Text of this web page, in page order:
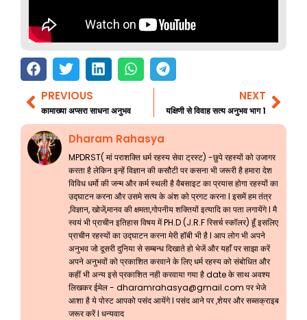
Prev
PREVIOUS
कामाख्या अप्सरा साधना अनुभव
NEXT
यक्षिणी से विवाह सत्य अनुभव भाग 1
Dharam Rahasya
MPDRST( मां पराशक्ति धर्म रहस्य सेवा ट्रस्ट) -छुपे रहस्यों को उजागर
करता है लेकिन इन्हें विज्ञान की कसौटी पर कसना भी जरूरी है हमारा देश
विविध धर्मो की जन्म और कर्म स्थली है वैबसाइट का प्रयास होगा रहस्यों का
उद्घाटन करना और उसमे सत्य के अंश को प्रगट करना l इसमें हम तंत्र
,विज्ञान, खोजें,मानव की क्षमता,गोपनीय शक्तियों इत्यादि का पता लगायेंगे l मै
स्वयं भी प्राचीन इतिहास विषय में PH.D (J.R.F रिसर्च स्कॉलर) हूँ इसलिए
प्राचीन रहस्यों का उद्घाटन करना मेरी हॉबी भी है l आप लोग भी अपने
अनुभव जो दूसरी दुनिया से सम्बन्ध दिखाते हो भेजें और यहाँ पर साझा करें
अपने अनुभवों को प्रकाशित करवाने के लिए धर्म रहस्य को संबोधित और
कहीं भी अन्य इसे प्रकाशित नही करवाया गया है date के साथ अवश्य
लिखकर ईमेल - dharamrahasya@gmail.com पर भेजे
आशा है ये पोस्ट आपको पसंद आयेंगे l पसंद आने पर ,शेयर और सब्सक्राइब
जरूर करें l धन्यवाद